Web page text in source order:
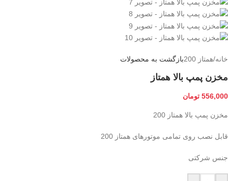
خانه/همتاز 200 بازگشت به محصولات
مخزن پمپ بالا همتاز
556,000 تومان
مخزن پمپ بالا همتاز 200
قابل نصب روی تمامی موتورهای همتاز 200
جنس شرکتی